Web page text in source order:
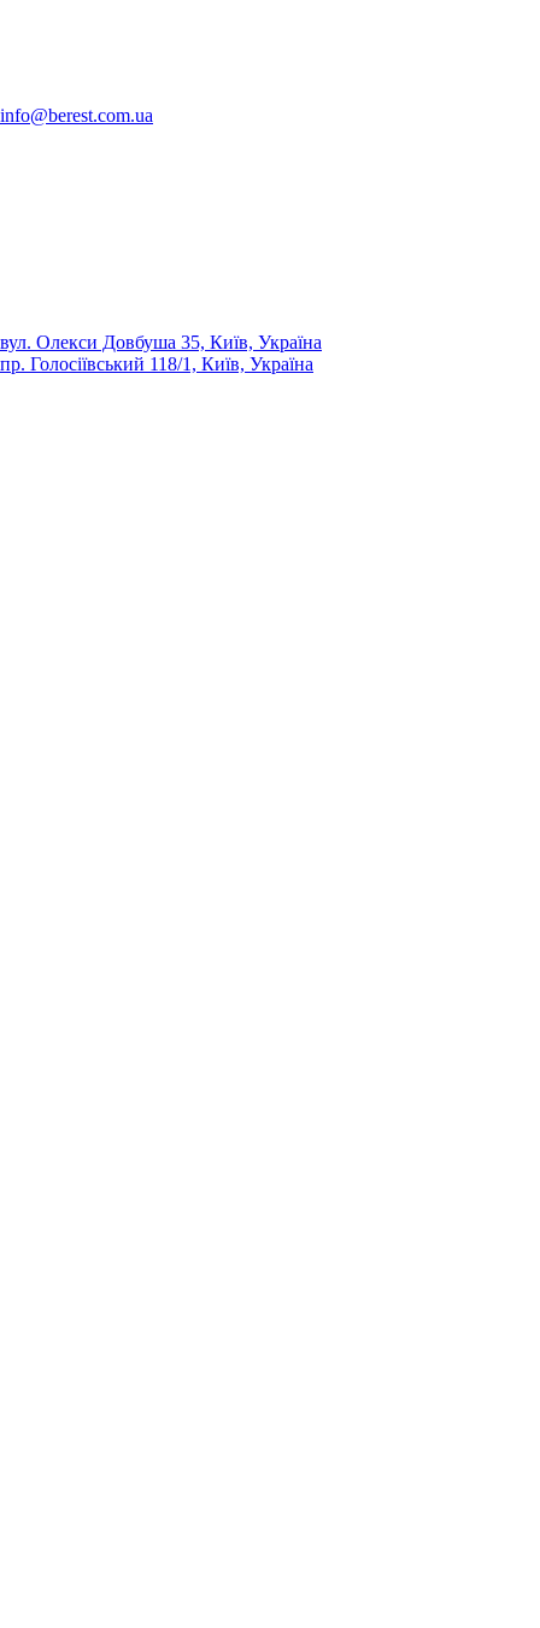
info@berest.com.ua
вул. Олекси Довбуша 35, Київ, Україна
пр. Голосіївський 118/1, Київ, Україна